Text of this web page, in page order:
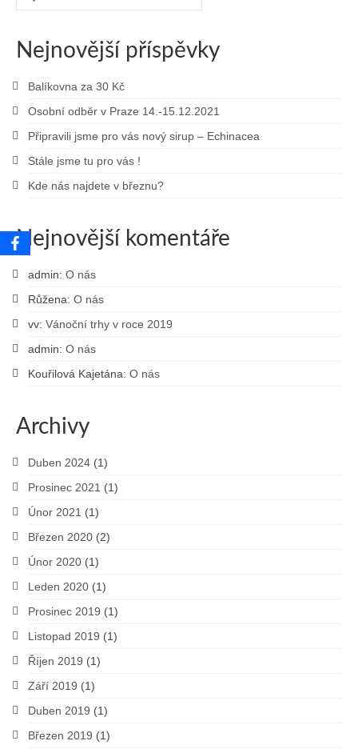
for:
Nejnovější příspěvky
Balíkovna za 30 Kč
Osobní odběr v Praze 14.-15.12.2021
Připravili jsme pro vás nový sirup – Echinacea
Stále jsme tu pro vás !
Kde nás najdete v březnu?
Nejnovější komentáře
admin: O nás
Růžena: O nás
vv: Vánoční trhy v roce 2019
admin: O nás
Kouřilová Kajetána: O nás
Archivy
Duben 2024 (1)
Prosinec 2021 (1)
Únor 2021 (1)
Březen 2020 (2)
Únor 2020 (1)
Leden 2020 (1)
Prosinec 2019 (1)
Listopad 2019 (1)
Říjen 2019 (1)
Září 2019 (1)
Duben 2019 (1)
Březen 2019 (1)